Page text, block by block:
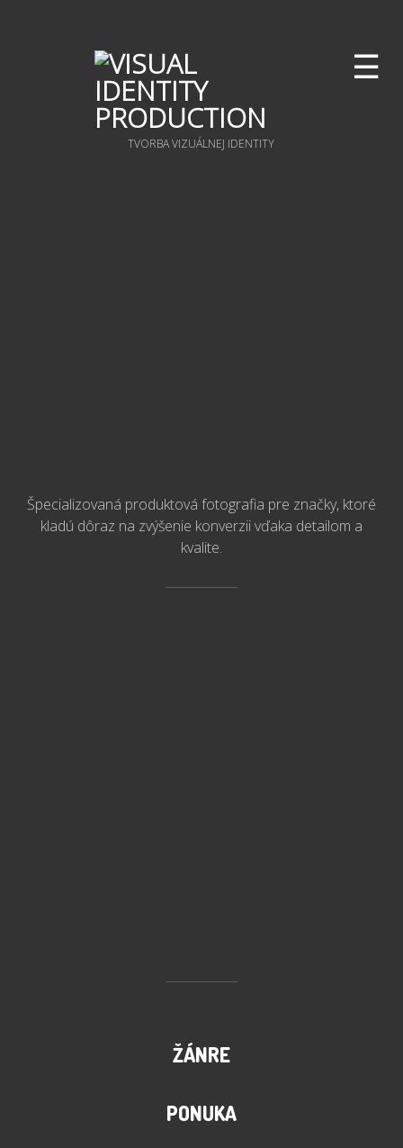
TVORBA VIZUÁLNEJ IDENTITY
☰
Špecializovaná produktová fotografia pre značky, ktoré
kladú dôraz na zvýšenie konverzii vďaka detailom a
kvalite.
ŽÁNRE
PONUKA